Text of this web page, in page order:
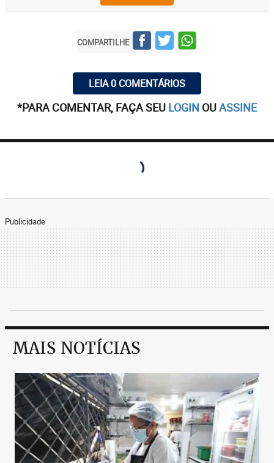
COMPARTILHE
LEIA 0 COMENTÁRIOS
*PARA COMENTAR, FAÇA SEU LOGIN OUASSINE
Publicidade
MAIS NOTÍCIAS